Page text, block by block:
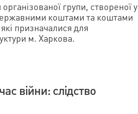
групи, створеної у
коштами та коштами
призначалися для
м. Харкова.
війни: слідство